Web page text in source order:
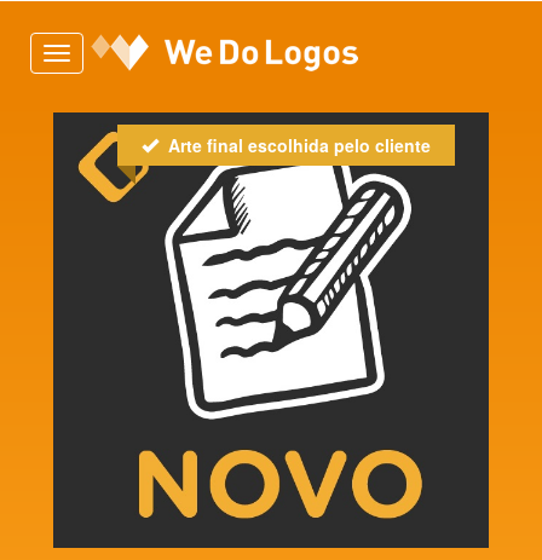
Toggle
navigation
Arte final escolhida pelo cliente